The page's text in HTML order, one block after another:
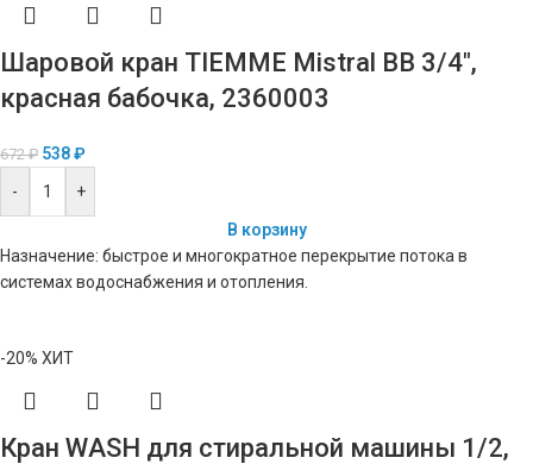
Шаровой кран TIEMME Mistral ВВ 3/4″,
красная бабочка, 2360003
672₽ 538₽
-
+
В корзину
Назначение: быстрое и многократное перекрытие потока в
системах водоснабжения и отопления.
-20% ХИТ
Кран WASH для стиральной машины 1/2,